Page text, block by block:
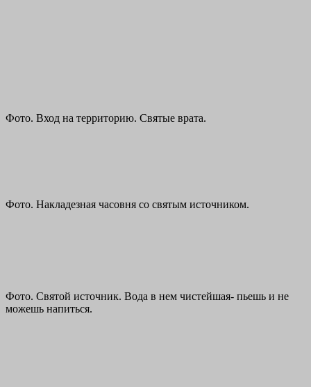
Фото. Вход на территорию. Святые врата.
Фото. Накладезная часовня со святым источником.
Фото. Святой источник. Вода в нем чистейшая- пьешь и не
можешь напиться.